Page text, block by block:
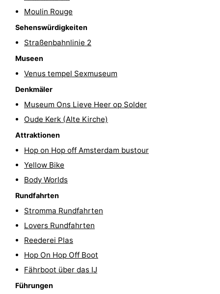
Wandern
Unterhaltung
Nachtleben
Essen
und
trinken
Einkäufen
Märkte
Warenhäuser
Veranstaltungen
Spezial
Kanale
Coffeeshops
Moulin Rouge
Sehenswürdigkeiten
Straßenbahnlinie 2
Museen
Venus tempel Sexmuseum
Denkmäler
Museum Ons Lieve Heer op Solder
Oude Kerk (Alte Kirche)
Attraktionen
Hop on Hop off Amsterdam bustour
Yellow Bike
Body Worlds
Rundfahrten
Stromma Rundfahrten
Lovers Rundfahrten
Reederei Plas
Hop On Hop Off Boot
Fährboot über das IJ
Führungen